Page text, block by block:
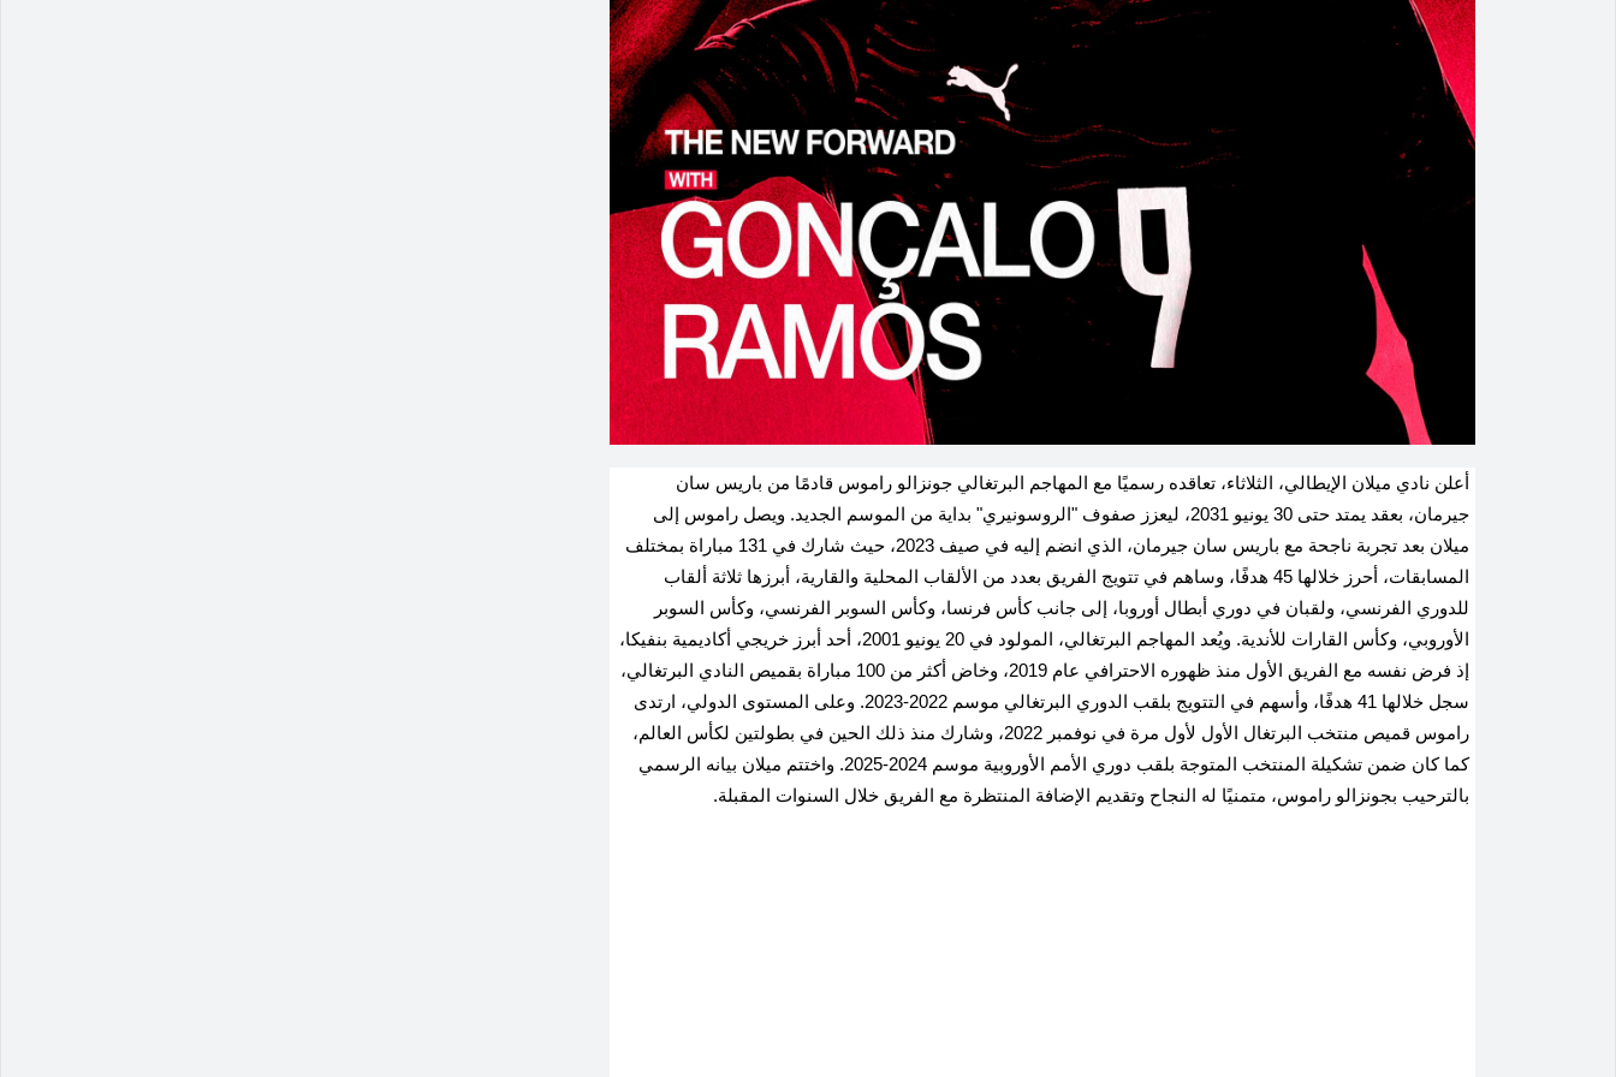
أعلن نادي ميلان الإيطالي، الثلاثاء، تعاقده رسميًا مع المهاجم البرتغالي جونزالو راموس قادمًا من باريس سان
جيرمان، بعقد يمتد حتى 30 يونيو 2031، ليعزز صفوف "الروسونيري" بداية من الموسم الجديد
. ويصل راموس إلى
ميلان بعد تجربة ناجحة مع باريس سان جيرمان، الذي انضم إليه في صيف 2023، حيث شارك في 131 مباراة بمختلف
المسابقات، أحرز خلالها 45 هدفًا، وساهم في تتويج الفريق بعدد من الألقاب المحلية والقارية، أبرزها ثلاثة ألقاب
للدوري الفرنسي، ولقبان في دوري أبطال أوروبا، إلى جانب كأس فرنسا، وكأس السوبر الفرنسي، وكأس السوبر
الأوروبي، وكأس القارات للأندية.
ويُعد المهاجم البرتغالي، المولود في 20 يونيو 2001، أحد أبرز خريجي أكاديمية بنفيكا،
إذ فرض نفسه مع الفريق الأول منذ ظهوره الاحترافي عام 2019، وخاض أكثر من 100 مباراة بقميص النادي البرتغالي،
سجل خلالها 41 هدفًا، وأسهم في التتويج بلقب الدوري البرتغالي موسم 2022-2023
. وعلى المستوى الدولي، ارتدى
راموس قميص منتخب البرتغال الأول لأول مرة في نوفمبر 2022، وشارك منذ ذلك الحين في بطولتين لكأس العالم،
كما كان ضمن تشكيلة المنتخب المتوجة بلقب دوري الأمم الأوروبية موسم 2024-2025
. واختتم ميلان بيانه الرسمي
بالترحيب بجونزالو راموس، متمنيًا له النجاح وتقديم الإضافة المنتظرة مع الفريق خلال السنوات المقبلة.